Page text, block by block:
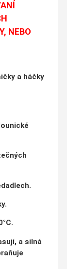
NEBO
a háčky
a silná